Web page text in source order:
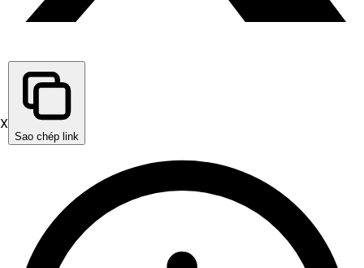
X
Sao chép link